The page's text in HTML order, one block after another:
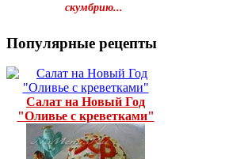
скумбрию...
Популярные рецепты
Салат на Новый Год
"Оливье с креветками"